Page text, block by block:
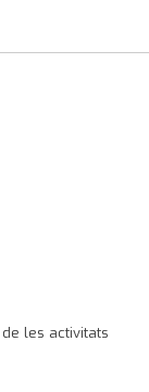
les activitats